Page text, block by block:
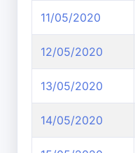
11/05/2020
12/05/2020
13/05/2020
14/05/2020